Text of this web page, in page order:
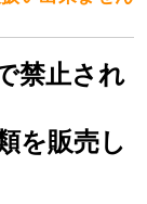
禁止され
を販売し